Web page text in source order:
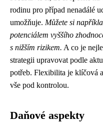
rodinu pro případ nenadálé
umožňuje. Můžete si
potenciálem vyššího
s nižším rizikem. A co je
strategii upravovat podle
potřeb. Flexibilita je klíčová
vše pod kontrolou.
Daňové aspekty